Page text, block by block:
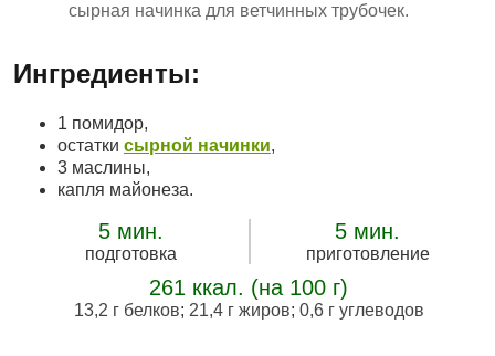
сырная начинка для ветчинных трубочек.
Ингредиенты:
1 помидор,
остатки сырной начинки,
3 маслины,
капля майонеза.
5 мин.
подготовка
5 мин.
приготовление
261 ккал. (на 100 г)
13,2 г белков; 21,4 г жиров; 0,6 г углеводов